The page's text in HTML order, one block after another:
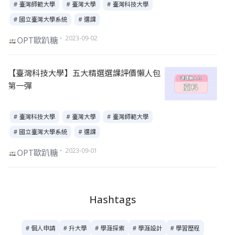
# 臺灣師範大學 # 臺灣大學
# 臺灣科技大學
# 國立臺灣大學系統
# 選課
OPT歐趴糖 ・ 2023-09-02
【臺灣科技大學】五大精選選課評價懶人包
第一彈
# 臺灣科技大學 # 臺灣大學
# 臺灣師範大學
# 國立臺灣大學系統
# 選課
OPT歐趴糖 ・ 2023-09-01
Hashtags
# 個人申請 # 升大學 # 學涯探索 # 學涯設計 # 學習歷程